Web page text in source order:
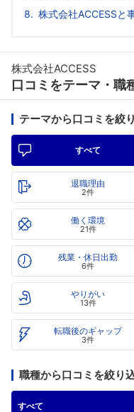
株式会社ACCESSと
株式会社ACCESS
口コミをテーマ・職
テーマから口コミを絞
すべて
退職理由
2件
働く環境
21件
残業・休日出勤
6件
やりがい
13件
転職後のギャップ
3件
職種から口コミを絞り
すべて